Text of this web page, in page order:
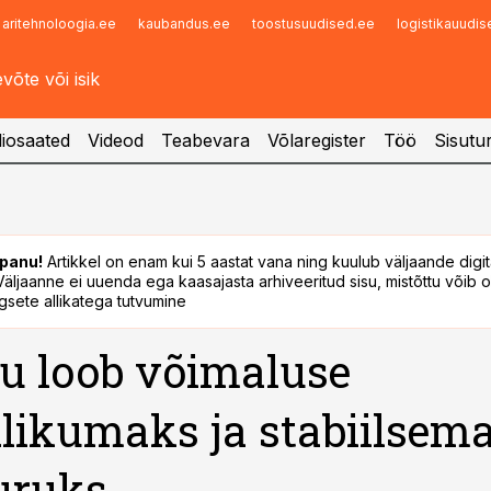
aritehnoloogia.ee kaubandus.ee toostusuudised.ee
Infopank
Videod Teabevara Võlaregister Töö
Artikkel on enam kui 5 aastat vana ning kuulub väljaande
ei uuenda ega kaasajasta arhiveeritud sisu, mistõttu võib
allikatega tutvumine
loob võimaluse
ja